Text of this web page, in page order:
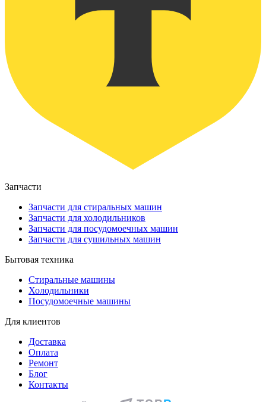
Запчасти
Запчасти для стиральных машин
Запчасти для холодильников
Запчасти для посудомоечных машин
Запчасти для сушильных машин
Бытовая техника
Стиральные машины
Холодильники
Посудомоечные машины
Для клиентов
Доставка
Оплата
Ремонт
Блог
Контакты